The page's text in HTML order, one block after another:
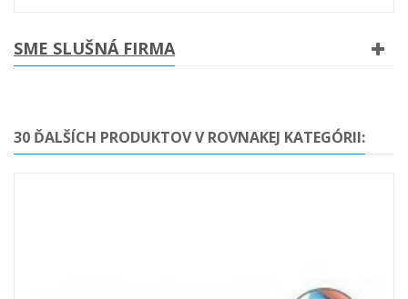
SME SLUŠNÁ FIRMA
30 ĎALŠÍCH PRODUKTOV V ROVNAKEJ KATEGÓRII: